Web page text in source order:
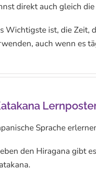
direkt auch gleich
Wichtigste ist, die Zeit,
auch wenn es
Sprache
den Hiragana gibt